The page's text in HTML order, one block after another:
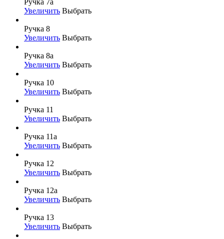
Увеличить Выбрать
Ручка 8
Увеличить Выбрать
Ручка 8а
Увеличить Выбрать
Ручка 10
Увеличить Выбрать
Ручка 11
Увеличить Выбрать
Ручка 11а
Увеличить Выбрать
Ручка 12
Увеличить Выбрать
Ручка 12а
Увеличить Выбрать
Ручка 13
Увеличить Выбрать